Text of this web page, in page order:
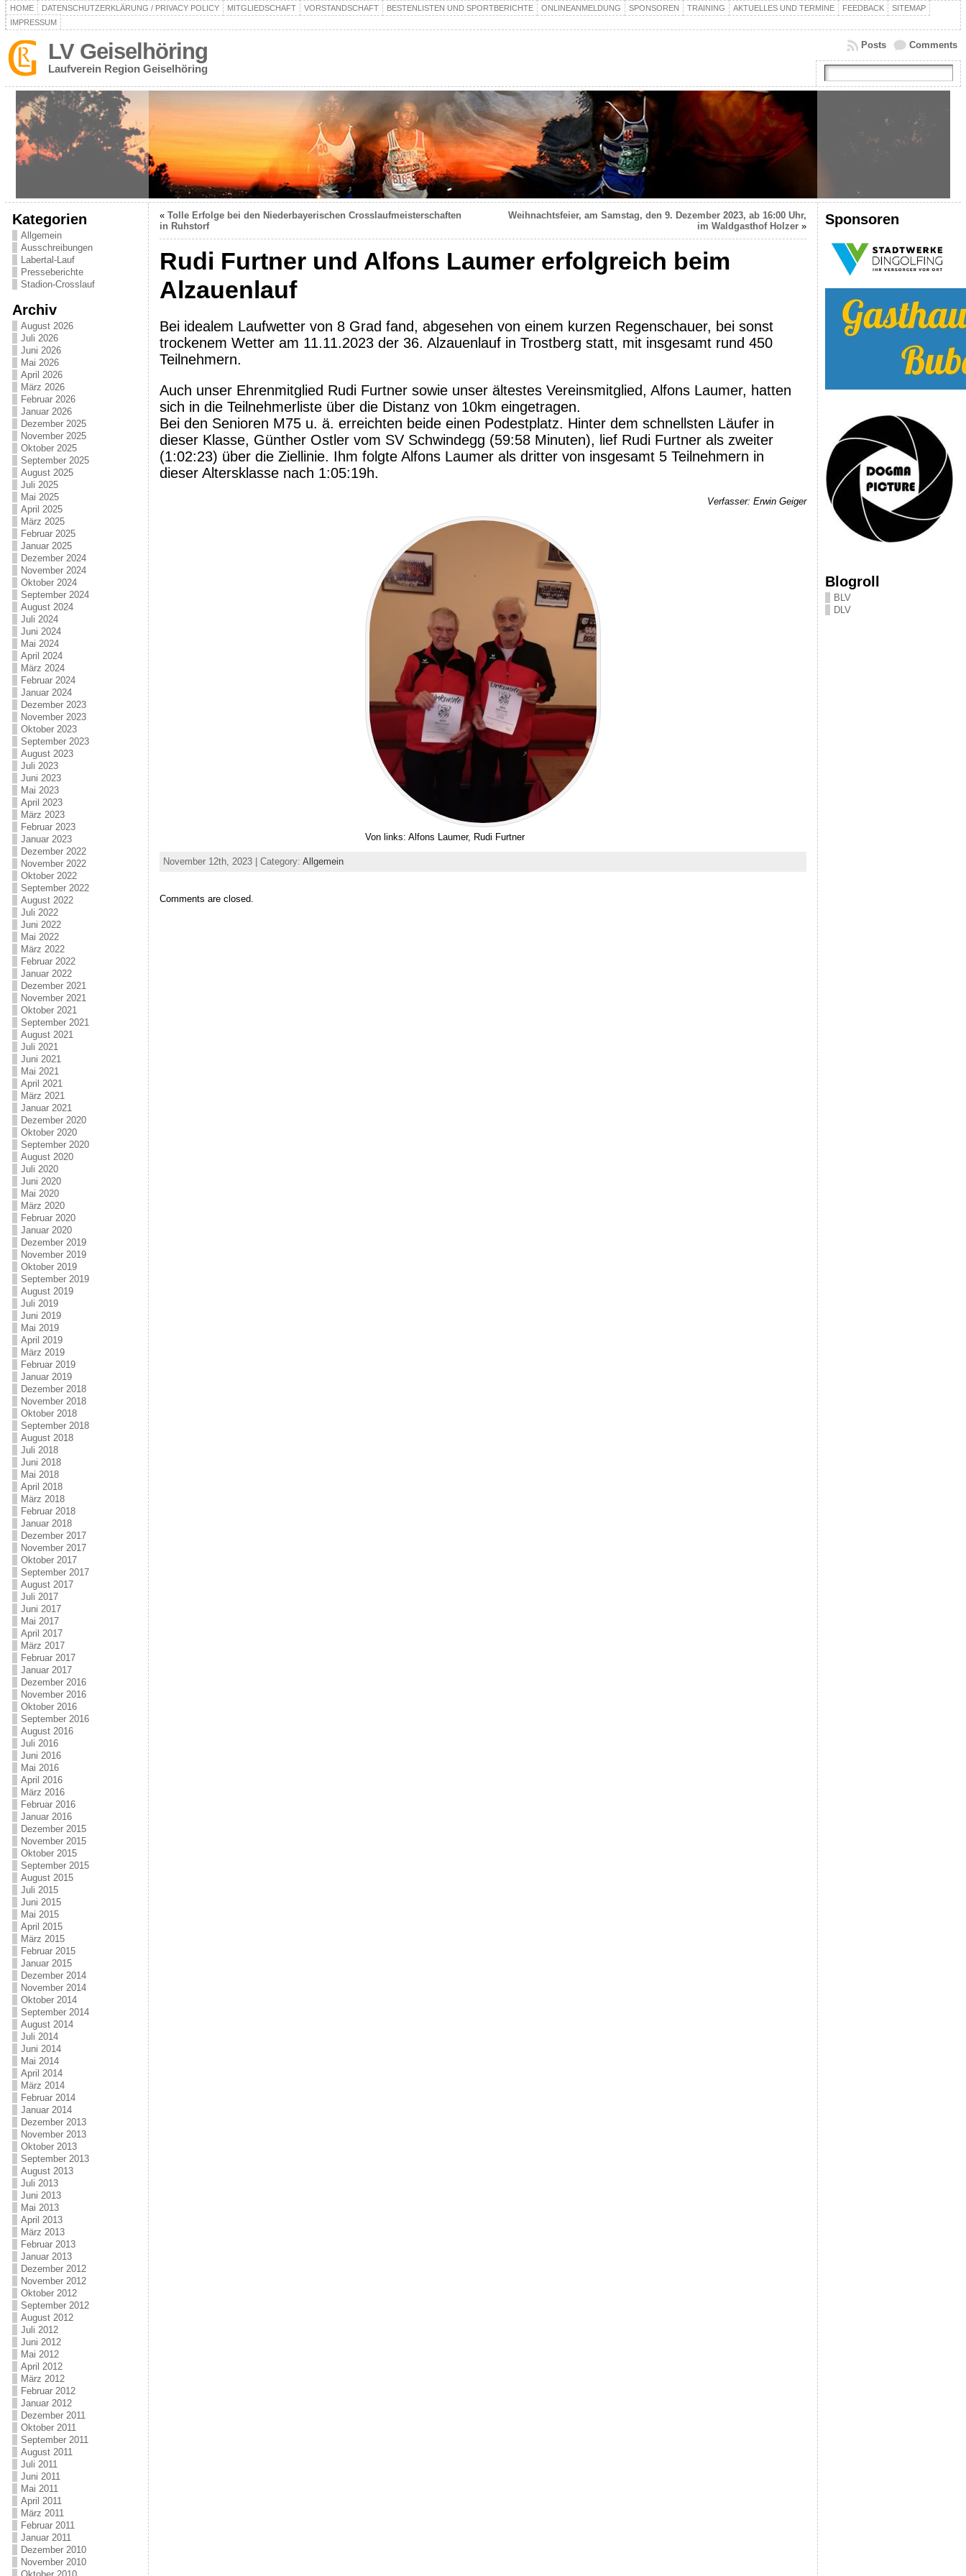
HOME DATENSCHUTZERKLÄRUNG / PRIVACY POLICY MITGLIEDSCHAFT VORSTANDSCHAFT BESTENLISTEN UND SPORTBERICHTE ONLINEANMELDUNG SPONSOREN TRAINING AKTUELLES UND TERMINE FEEDBACK
SITEMAP
IMPRESSUM
LV Geiselhöring
Laufverein Region Geiselhöring
Comments
Posts
Kategorien
Allgemein
Ausschreibungen
Labertal-Lauf
Presseberichte
Stadion-Crosslauf
Archiv
August 2026
Juli 2026
Juni 2026
Mai 2026
April 2026
März 2026
Februar 2026
Januar 2026
Dezember 2025
November 2025
Oktober 2025
September 2025
August 2025
Juli 2025
Mai 2025
April 2025
März 2025
Februar 2025
Januar 2025
Dezember 2024
November 2024
Oktober 2024
September 2024
August 2024
Juli 2024
Juni 2024
Mai 2024
April 2024
März 2024
Februar 2024
Januar 2024
Dezember 2023
November 2023
Oktober 2023
September 2023
August 2023
Juli 2023
Juni 2023
Mai 2023
April 2023
März 2023
Februar 2023
Januar 2023
Dezember 2022
November 2022
Oktober 2022
September 2022
August 2022
Juli 2022
Juni 2022
Mai 2022
März 2022
Februar 2022
Januar 2022
Dezember 2021
November 2021
Oktober 2021
September 2021
August 2021
Juli 2021
Juni 2021
Mai 2021
April 2021
März 2021
Januar 2021
Dezember 2020
Oktober 2020
September 2020
August 2020
Juli 2020
Juni 2020
Mai 2020
März 2020
Februar 2020
Januar 2020
Dezember 2019
November 2019
Oktober 2019
September 2019
August 2019
Juli 2019
Juni 2019
Mai 2019
April 2019
März 2019
Februar 2019
Januar 2019
Dezember 2018
November 2018
Oktober 2018
September 2018
August 2018
Juli 2018
Juni 2018
Mai 2018
April 2018
März 2018
Februar 2018
Januar 2018
Dezember 2017
November 2017
Oktober 2017
September 2017
August 2017
Juli 2017
Juni 2017
Mai 2017
April 2017
März 2017
Februar 2017
Januar 2017
Dezember 2016
November 2016
Oktober 2016
September 2016
August 2016
Juli 2016
Juni 2016
Mai 2016
April 2016
März 2016
Februar 2016
Januar 2016
Dezember 2015
November 2015
Oktober 2015
September 2015
August 2015
Juli 2015
Juni 2015
Mai 2015
April 2015
März 2015
Februar 2015
Januar 2015
Dezember 2014
November 2014
Oktober 2014
September 2014
August 2014
Juli 2014
Juni 2014
Mai 2014
April 2014
März 2014
Februar 2014
Januar 2014
Dezember 2013
November 2013
Oktober 2013
September 2013
August 2013
Juli 2013
Juni 2013
Mai 2013
April 2013
März 2013
Februar 2013
Januar 2013
Dezember 2012
November 2012
Oktober 2012
September 2012
August 2012
Juli 2012
Juni 2012
Mai 2012
April 2012
März 2012
Februar 2012
Januar 2012
Dezember 2011
Oktober 2011
September 2011
August 2011
Juli 2011
Juni 2011
Mai 2011
April 2011
März 2011
Februar 2011
Januar 2011
Dezember 2010
November 2010
« Tolle Erfolge bei den Niederbayerischen Crosslaufmeisterschaften
in Ruhstorf
Weihnachtsfeier, am Samstag, den 9. Dezember 2023, ab 16:00 Uhr,
im Waldgasthof Holzer»
Rudi Furtner und Alfons Laumer erfolgreich beim
Alzauenlauf
Bei idealem Laufwetter von 8 Grad fand, abgesehen von einem kurzen Regenschauer, bei sonst
trockenem Wetter am 11.11.2023 der 36. Alzauenlauf in Trostberg statt, mit insgesamt rund 450
Teilnehmern.
Auch unser Ehrenmitglied Rudi Furtner sowie unser ältestes Vereinsmitglied, Alfons Laumer, hatten
sich in die Teilnehmerliste über die Distanz von 10km eingetragen.
Bei den Senioren M75 u. ä. erreichten beide einen Podestplatz. Hinter dem schnellsten Läufer in
dieser Klasse, Günther Ostler vom SV Schwindegg (59:58 Minuten), lief Rudi Furtner als zweiter
(1:02:23) über die Ziellinie. Ihm folgte Alfons Laumer als dritter von insgesamt 5 Teilnehmern in
dieser Altersklasse nach 1:05:19h.
Verfasser: Erwin Geiger
Von links: Alfons Laumer, Rudi Furtner
November 12th, 2023 | Category: Allgemein
Comments are closed.
Sponsoren
Blogroll
BLV
DLV